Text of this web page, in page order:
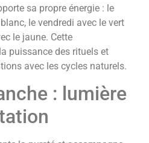
sa propre énergie : le
le vendredi avec le vert
le jaune. Cette
puissance des rituels et
avec les cycles naturels.
: lumière